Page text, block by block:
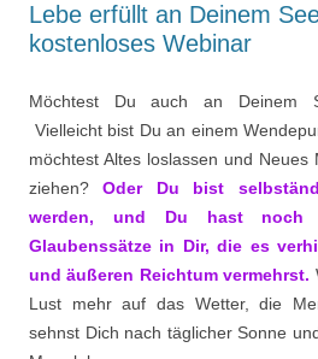
Lebe erfüllt an Deinem
kostenloses Webinar
Möchtest Du auch an Deinem
Vielleicht bist Du an einem
möchtest Altes loslassen und Neues
ziehen?Oder Du bist
werden, und Du hast noch
Glaubenssätze in Dir, die es
und äußeren Reichtum vermehrst.
Lust mehr auf das Wetter, die
sehnst Dich nach täglicher Sonne